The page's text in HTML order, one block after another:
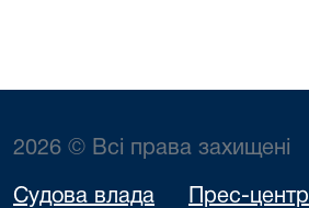
2026 © Всі права захищені
Судова влада Прес-центр